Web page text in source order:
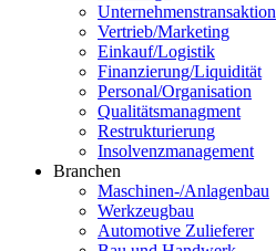
Unternehmenstransaktion
Vertrieb/Marketing
Einkauf/Logistik
Finanzierung/Liquidität
Personal/Organisation
Qualitätsmanagment
Restrukturierung
Insolvenzmanagement
Branchen
Maschinen-/Anlagenbau
Werkzeugbau
Automotive Zulieferer